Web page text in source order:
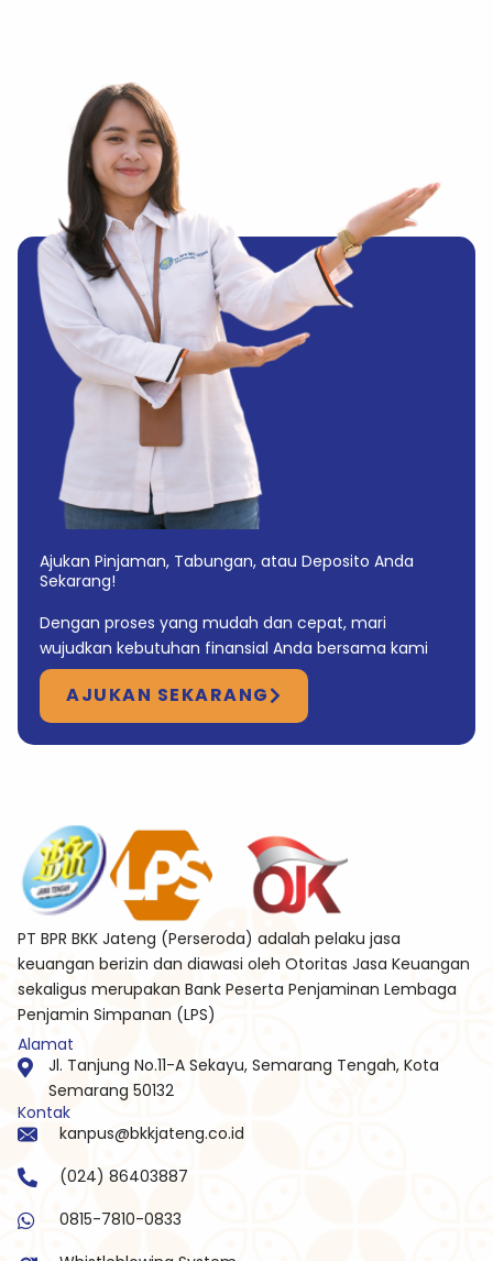
Ajukan Pinjaman, Tabungan, atau Deposito Anda
Sekarang!
Dengan proses yang mudah dan cepat, mari
wujudkan kebutuhan finansial Anda bersama kami
AJUKAN SEKARANG
PT BPR BKK Jateng (Perseroda) adalah pelaku jasa
keuangan berizin dan diawasi oleh Otoritas Jasa Keuangan
sekaligus merupakan Bank Peserta Penjaminan Lembaga
Penjamin Simpanan (LPS)
Alamat
Jl. Tanjung No.11-A Sekayu, Semarang Tengah, Kota
Semarang 50132
Kontak
kanpus@bkkjateng.co.id
(024) 86403887
0815-7810-0833